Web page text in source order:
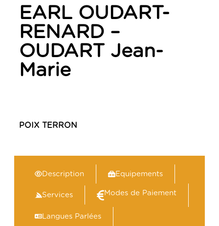
EARL OUDART-
RENARD –
OUDART Jean-
Marie
POIX TERRON
Description Equipements
Services Modes de Paiement
Langues Parlées